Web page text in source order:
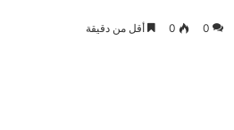
0
0 أقل من دقيقة